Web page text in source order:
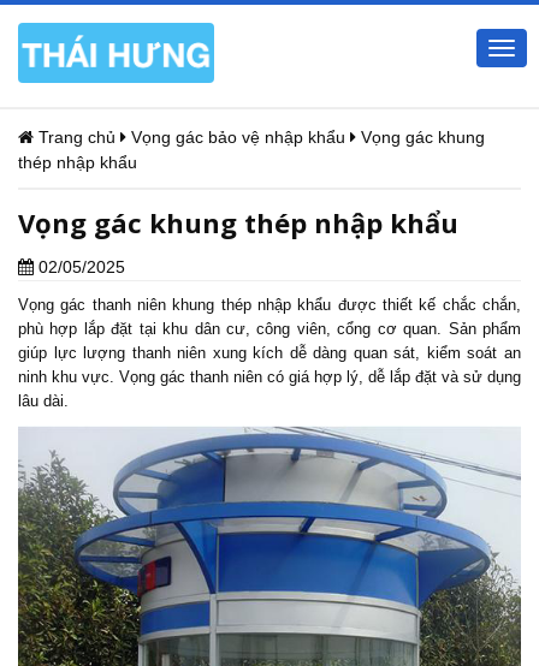
Trang chủ Vọng gác bảo vệ nhập khẩu
Vọng gác khung
thép nhập khẩu
Vọng gác khung thép nhập khẩu
02/05/2025
Vọng gác thanh niên khung thép nhập khẩu được thiết kế chắc chắn,
phù hợp lắp đặt tại khu dân cư, công viên, cổng cơ quan. Sản phẩm
giúp lực lượng thanh niên xung kích dễ dàng quan sát, kiểm soát an
ninh khu vực. Vọng gác thanh niên có giá hợp lý, dễ lắp đặt và sử dụng
lâu dài.